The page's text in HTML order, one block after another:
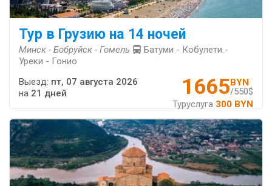
Тур в Грузию на 14 ночей
Минск - Бобруйск - Гомель
Батуми - Кобулети -
Уреки - Гонио
1665BYN
/550$
Туруслуга 300 BYN
Выезд: пт, 07 августа 2026
на 21 дней